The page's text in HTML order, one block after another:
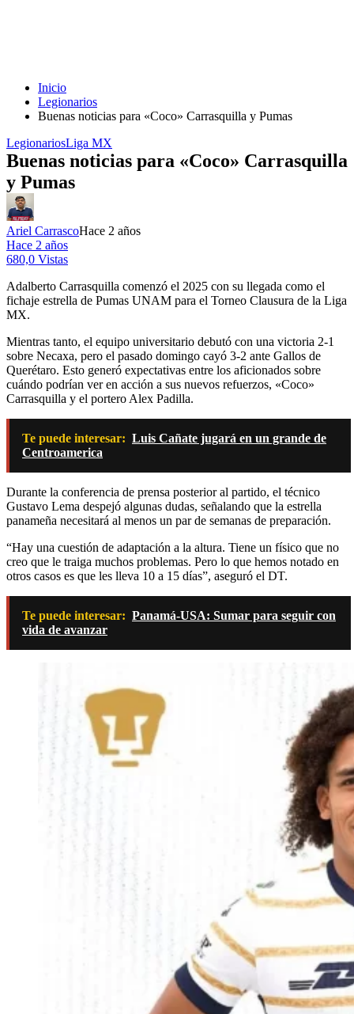
Inicio
Legionarios
Buenas noticias para «Coco» Carrasquilla y Pumas
LegionariosLiga MX
Buenas noticias para «Coco» Carrasquilla
y Pumas
Ariel CarrascoHace 2 años
Hace 2 años
680,0 Vistas
Adalberto Carrasquilla comenzó el 2025 con su llegada como el
fichaje estrella de Pumas UNAM para el Torneo Clausura de la Liga
MX.
Mientras tanto, el equipo universitario debutó con una victoria 2-1
sobre Necaxa, pero el pasado domingo cayó 3-2 ante Gallos de
Querétaro. Esto generó expectativas entre los aficionados sobre
cuándo podrían ver en acción a sus nuevos refuerzos, «Coco»
Carrasquilla y el portero Alex Padilla.
Te puede interesar: Luis Cañate jugará en un grande de
Centroamerica
Durante la conferencia de prensa posterior al partido, el técnico
Gustavo Lema despejó algunas dudas, señalando que la estrella
panameña necesitará al menos un par de semanas de preparación.
“Hay una cuestión de adaptación a la altura. Tiene un físico que no
creo que le traiga muchos problemas. Pero lo que hemos notado en
otros casos es que les lleva 10 a 15 días”, aseguró el DT.
Te puede interesar: Panamá-USA: Sumar para seguir con
vida de avanzar